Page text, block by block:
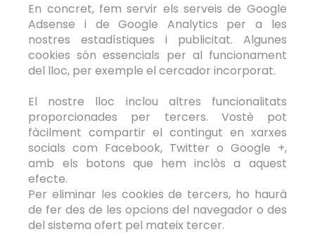
En concret, fem servir els serveis de Google
Adsense i de Google Analytics per a les
nostres estadístiques i publicitat. Algunes
cookies són essencials per al funcionament
del lloc, per exemple el cercador incorporat.
El nostre lloc inclou altres funcionalitats
proporcionades per tercers. Vostè pot
fàcilment compartir el contingut en xarxes
socials com Facebook, Twitter o Google +,
amb els botons que hem inclòs a aquest
efecte.
Per eliminar les cookies de tercers, ho haurà
de fer des de les opcions del navegador o des
del sistema ofert pel mateix tercer.